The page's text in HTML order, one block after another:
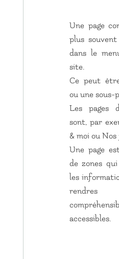
Une page
plus
dans le
site.
Ce peut
ou une sous-
Les pages
sont, par
& moi ou
Une page
de zones
les
rendres
accessibles.